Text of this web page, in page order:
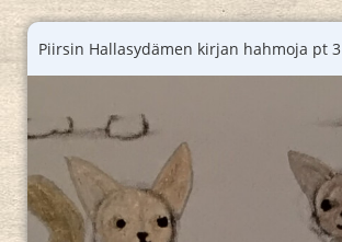
Piirsin Hallasydämen kirjan hahmoja pt 3